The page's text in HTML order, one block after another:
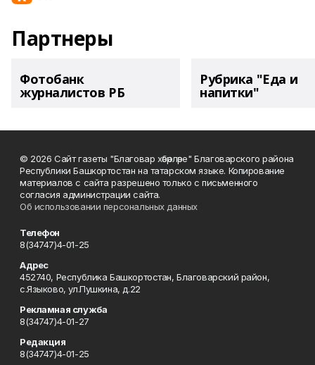
Партнеры
Фотобанк
журналистов РБ
Рубрика "Еда и
напитки"
© 2026 Сайт газеты "Благовар хәбәрләре" Благоварского района
Республики Башкортостан на татарском языке. Копирование
материалов с сайта разрешено только с письменного
согласия администрации сайта.
Об использовании персональных данных
Телефон
8(34747)4-01-25
Адрес
452740, Республика Башкортостан, Благоварский район,
с.Языково, ул.Пушкина, д.22
Рекламная служба
8(34747)4-01-27
Редакция
8(34747)4-01-25